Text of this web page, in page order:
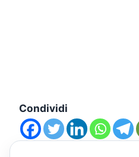
Condividi